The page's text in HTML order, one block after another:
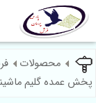
محصولات
پخش عمده گلیم